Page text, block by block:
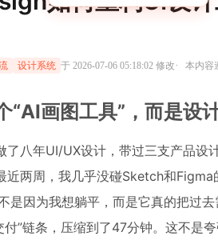
设计系统 于 2026-07-06 05:18:02 修改· 本内容
“AI画图工具”，而是设
了八年UI/UX设计，带过三支产品
近两周，我几乎没碰Sketch和
因为我想躺平，而是它真的把过
”链条，压缩到了47分钟。这不是